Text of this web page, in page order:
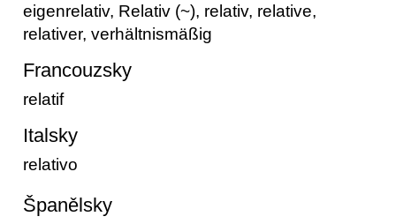
eigenrelativ, Relativ (~), relativ, relative,
relativer, verhältnismäßig
Francouzsky
relatif
Italsky
relativo
Španělsky